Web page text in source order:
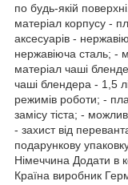
по будь-якій
матеріал корпусу -
аксесуарів -
нержавіюча сталь; -
матеріал чаші
чаші блендера - 1,5
режимів роботи; -
замісу тіста; -
- захист від
подарункову
Німеччина Додати в
Країна виробник